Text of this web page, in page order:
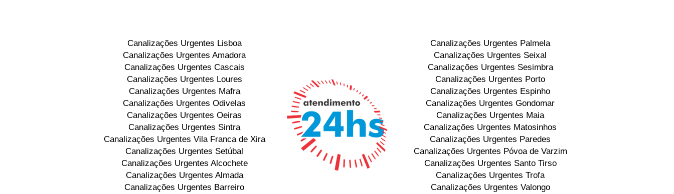
Canalizações Urgentes Lisboa
Canalizações Urgentes Amadora
Canalizações Urgentes Cascais
Canalizações Urgentes Loures
Canalizações Urgentes Mafra
Canalizações Urgentes Odivelas
Canalizações Urgentes Oeiras
Canalizações Urgentes Sintra
Canalizações Urgentes Vila Franca de Xira
Canalizações Urgentes Setúbal
Canalizações Urgentes Alcochete
Canalizações Urgentes Almada
Canalizações Urgentes Barreiro
Canalizações Urgentes Palmela
Canalizações Urgentes Seixal
Canalizações Urgentes Sesimbra
Canalizações Urgentes Porto
Canalizações Urgentes Espinho
Canalizações Urgentes Gondomar
Canalizações Urgentes Maia
Canalizações Urgentes Matosinhos
Canalizações Urgentes Paredes
Canalizações Urgentes Póvoa de Varzim
Canalizações Urgentes Santo Tirso
Canalizações Urgentes Trofa
Canalizações Urgentes Valongo